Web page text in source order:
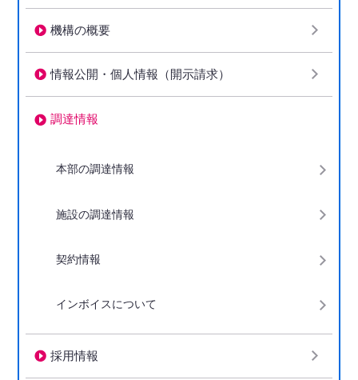
機構の概要
情報公開・個人情報（開示請求）
調達情報
本部の調達情報
施設の調達情報
契約情報
インボイスについて
採用情報